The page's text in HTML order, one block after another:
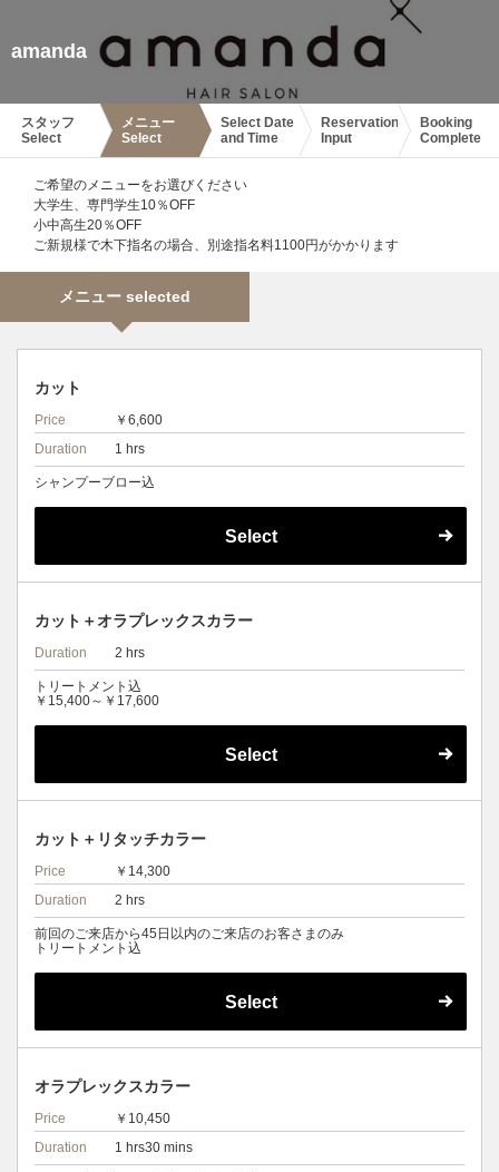
amanda
スタッフ
Select
メニュー
Select
Select Date
and Time
Reservation
Input
Booking
Complete
ご希望のメニューをお選びください
大学生、専門学生10％OFF
小中高生20％OFF
ご新規様で木下指名の場合、別途指名料1100円がかかります
メニュー selected
カット
Price
￥6,600
Duration
1 hrs
シャンプーブロー込
Select
カット＋オラプレックスカラー
Duration 2 hrs
トリートメント込
￥15,400～￥17,600
Select
カット＋リタッチカラー
Price
￥14,300
Duration
2 hrs
前回のご来店から45日以内のご来店のお客さまのみ
トリートメント込
Select
オラプレックスカラー
Price
￥10,450
Duration
1 hrs30 mins